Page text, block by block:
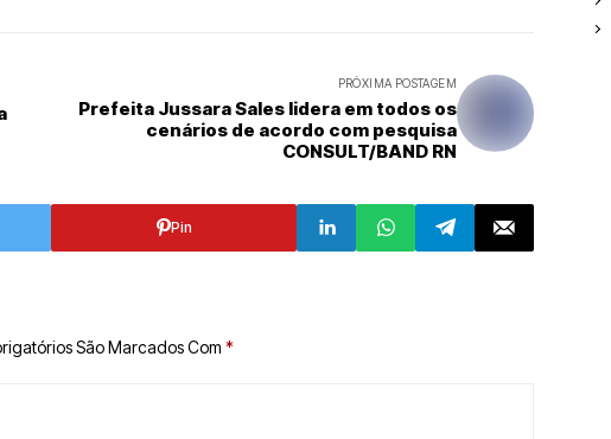
PRÓXIMA POSTAGEM
Prefeita Jussara Sales lidera em todos os
cenários de acordo com pesquisa
CONSULT/BAND RN
Pin
São Marcados Com *